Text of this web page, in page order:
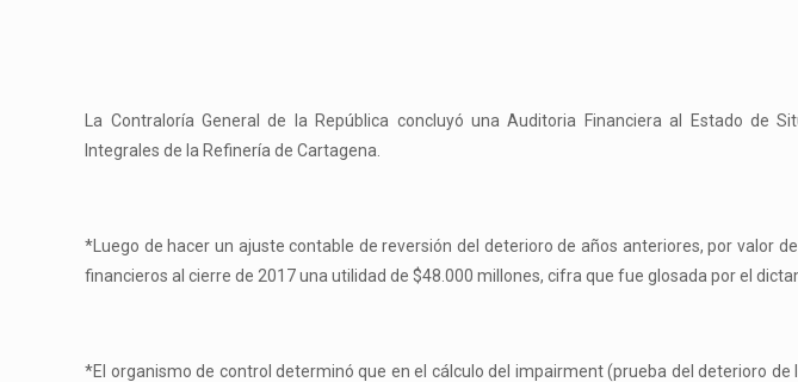
La Contraloría General de la República concluyó una Auditoria Financiera al Estado de
Integrales de la Refinería de Cartagena.
*Luego de hacer un ajuste contable de reversión del deterioro de años anteriores, por valor
financieros al cierre de 2017 una utilidad de $48.000 millones, cifra que fue glosada por el
*El organismo de control determinó que en el cálculo del impairment (prueba del deterioro de